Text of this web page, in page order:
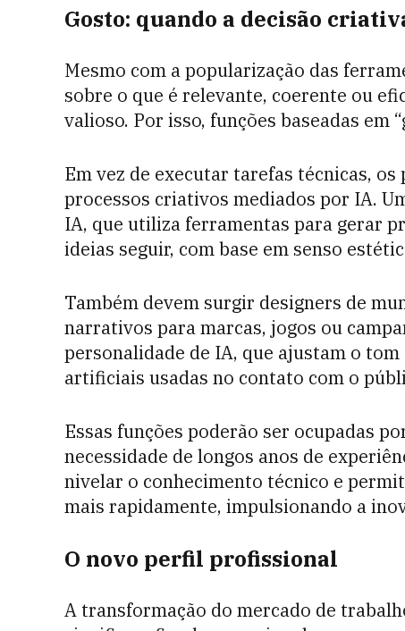
Gosto: quando a decisão
Mesmo com a popularização das
sobre o que é relevante, coerente ou
valioso. Por isso, funções baseadas em
Em vez de executar tarefas técnicas,
processos criativos mediados por IA.
IA, que utiliza ferramentas para gerar
ideias seguir, com base em senso
Também devem surgir designers de
narrativos para marcas, jogos ou
personalidade de IA, que ajustam o
artificiais usadas no contato com o
Essas funções poderão ser ocupadas
necessidade de longos anos de
nivelar o conhecimento técnico e
mais rapidamente, impulsionando a
O novo perfil profissional
A transformação do mercado de